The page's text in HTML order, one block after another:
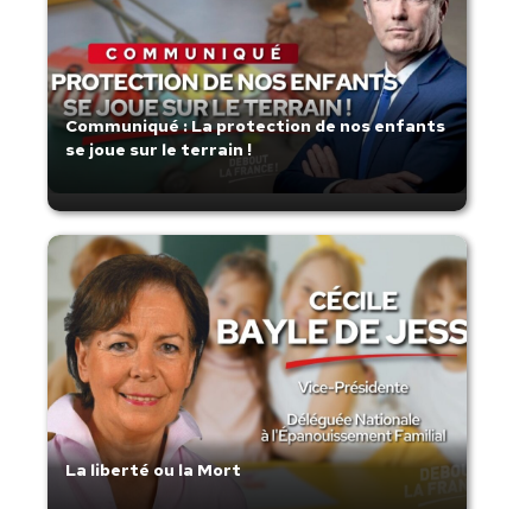
Communiqué : La protection de nos enfants
se joue sur le terrain !
La liberté ou la Mort